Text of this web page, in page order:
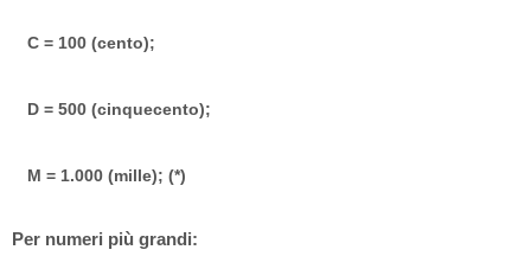
C = 100 (cento);
D = 500 (cinquecento);
M = 1.000 (mille); (*)
Per numeri più grandi: